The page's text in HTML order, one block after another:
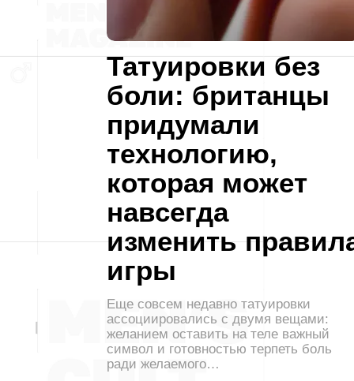
Татуировки без
боли: британцы
придумали
технологию,
которая может
навсегда
изменить
игры
Еще совсем недавно татуировки
ассоциировались с двумя вещами:
желанием оставить на теле важный
символ и готовностью терпеть боль
ради желаемого…